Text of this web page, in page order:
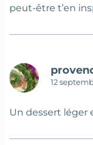
peut-être t’en
12
Un dessert léger